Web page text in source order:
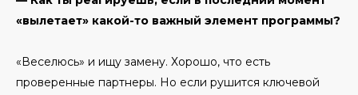
«вылетает» какой-то важный элемент программы?
«Веселюсь» и ищу замену. Хорошо, что есть
проверенные партнеры. Но если рушится ключевой